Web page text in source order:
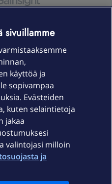
sivuillamme
käyttöä ja
sopivampaa
Evästeiden
kuten selaintietoja
jakaa
valintojasi milloin
ja